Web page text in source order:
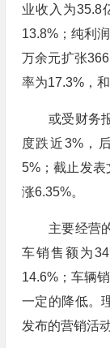
业收入为35.8
13.8%；纯利
万余元扩张
率为17.3%，
或受财务报
度跌近3%，
5%；截止发
涨6.35%。
主要经营的
车销售额为
14.6%；车辆
一定的降低。
发布的营销活